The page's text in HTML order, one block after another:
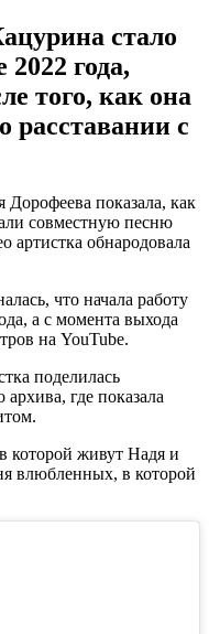
стало
года,
того, как она
расставании с
показала, как
совместную песню
артистка обнародовала
что начала работу
а с момента выхода
на YouTube.
поделилась
где показала
которой живут Надя и
влюбленных, в которой